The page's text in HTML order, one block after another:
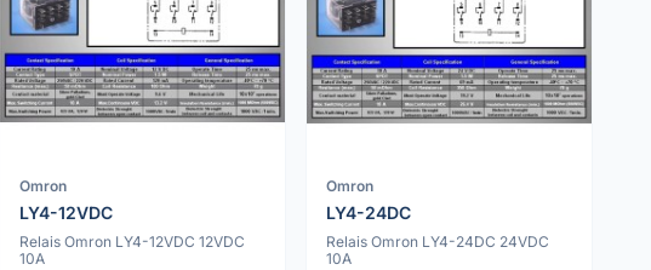
Omron
LY4-12VDC
Relais Omron LY4-12VDC 12VDC
10A
Omron
LY4-24DC
Relais Omron LY4-24DC 24VDC
10A